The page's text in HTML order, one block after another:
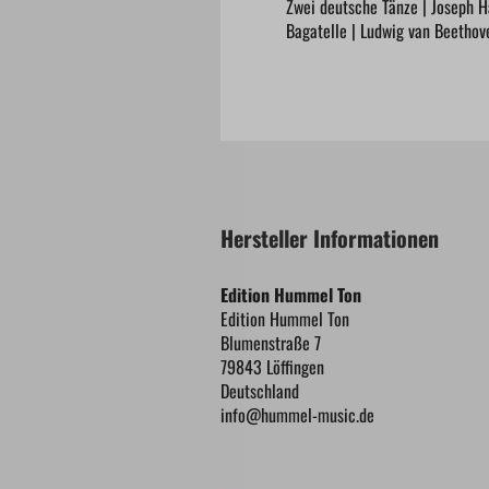
Zwei deutsche Tänze | Joseph
Bagatelle | Ludwig van
Hersteller Informationen
Edition Hummel Ton
Edition Hummel Ton
Blumenstraße 7
79843 Löffingen
Deutschland
info@hummel-music.de